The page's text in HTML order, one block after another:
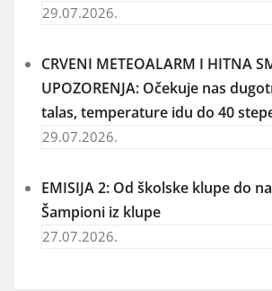
29.07.2026.
CRVENI METEOALARM I HITNA
UPOZORENJA: Očekuje nas
talas, temperature idu do 40
29.07.2026.
EMISIJA 2: Od školske klupe do
Šampioni iz klupe
27.07.2026.